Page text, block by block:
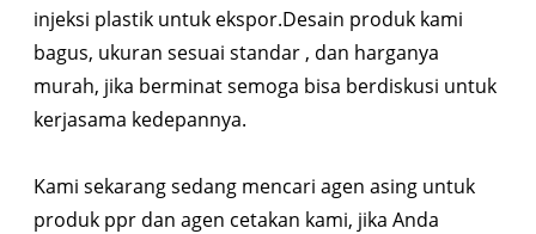
injeksi plastik untuk ekspor.Desain produk kami
bagus, ukuran sesuai standar , dan harganya
murah, jika berminat semoga bisa berdiskusi untuk
kerjasama kedepannya.
Kami sekarang sedang mencari agen asing untuk
produk ppr dan agen cetakan kami, jika Anda